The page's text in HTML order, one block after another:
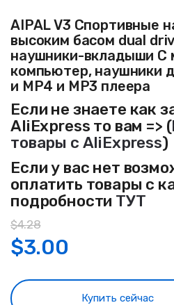
4.93 из 5
на основе
опроса
лей
AIPAL V3 Спортивные
высоким басом dual
наушники-вкладыши С
компьютер, наушники
и MP4 и MP3 плеера
Если не знаете как
AliExpress то вам => (
товары с AliExpress)
Если у вас нет
оплатить товары с
подробности ТУТ
$4.28
$3.00
Купить сейчас